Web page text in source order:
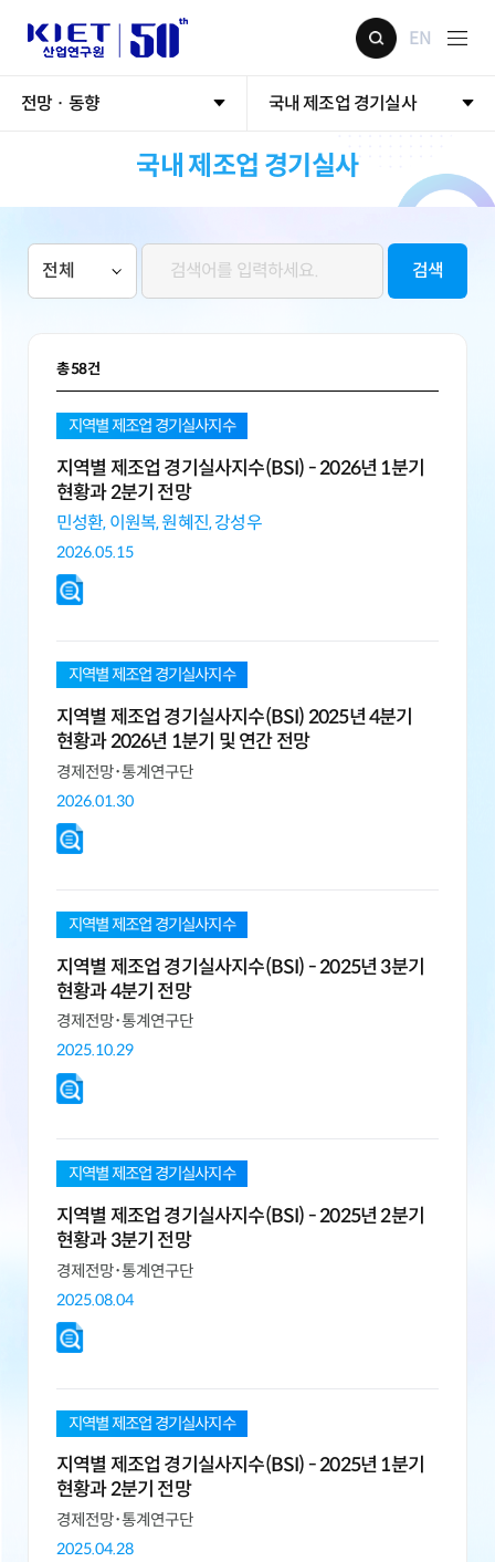
EN
전망 · 동향 국내 제조업 경기실사
국내 제조업 경기실사
검색
총58건
지역별 제조업 경기실사지수
지역별 제조업 경기실사지수(BSI) - 2026년 1분기
현황과 2분기 전망
민성환, 이원복,원혜진,강성우
2026.05.15
지역별 제조업 경기실사지수
지역별 제조업 경기실사지수(BSI) 2025년 4분기
현황과 2026년 1분기 및 연간 전망
경제전망･통계연구단
2026.01.30
지역별 제조업 경기실사지수
지역별 제조업 경기실사지수(BSI) - 2025년 3분기
현황과 4분기 전망
경제전망･통계연구단
2025.10.29
지역별 제조업 경기실사지수
지역별 제조업 경기실사지수(BSI) - 2025년 2분기
현황과 3분기 전망
경제전망･통계연구단
2025.08.04
지역별 제조업 경기실사지수
지역별 제조업 경기실사지수(BSI) - 2025년 1분기
현황과 2분기 전망
경제전망･통계연구단
2025.04.28